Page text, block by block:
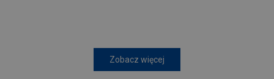
Zobacz więcej